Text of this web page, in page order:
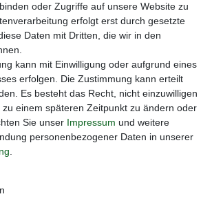
Seiten im Social Media:
oder Zugriffe auf unsere Website zu
erfolgt erst durch gesetzte
Daten mit Dritten, die wir in den
kann mit Einwilligung oder aufgrund eines
erfolgen. Die Zustimmung kann erteilt
Es besteht das Recht, nicht einzuwilligen
zu einem späteren Zeitpunkt zu ändern oder
Sie unser Impressum und weitere
personenbezogener Daten in unserer